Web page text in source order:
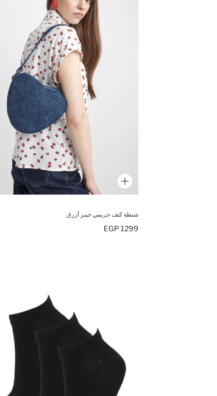
شنطة كتف حريمي جينز أزرق
1299 EGP